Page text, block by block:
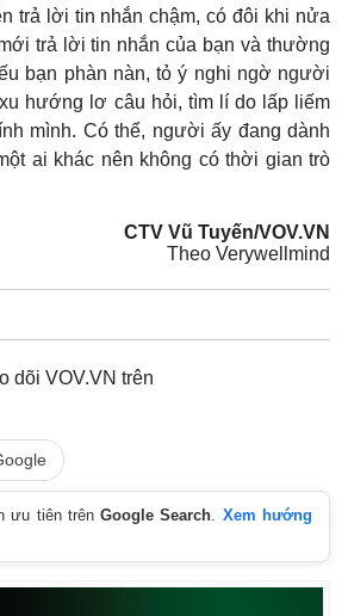
trả lời tin nhắn chậm, có đôi khi nửa
trả lời tin nhắn của bạn và thường
bạn phàn nàn, tỏ ý nghi ngờ người
hướng lơ câu hỏi, tìm lí do lấp liếm
mình. Có thể, người ấy đang dành
ai khác nên không có thời gian trò
CTV Vũ Tuyến/VOV.VN
Theo Verywellmind
dõi VOV.VN trên
ưu tiên trênGoogle Search. Xem hướng